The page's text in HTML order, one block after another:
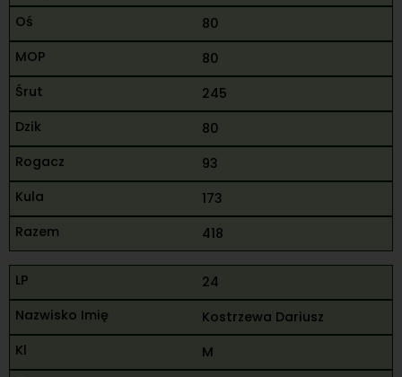
80
80
245
80
93
173
418
24
Kostrzewa Dariusz
M